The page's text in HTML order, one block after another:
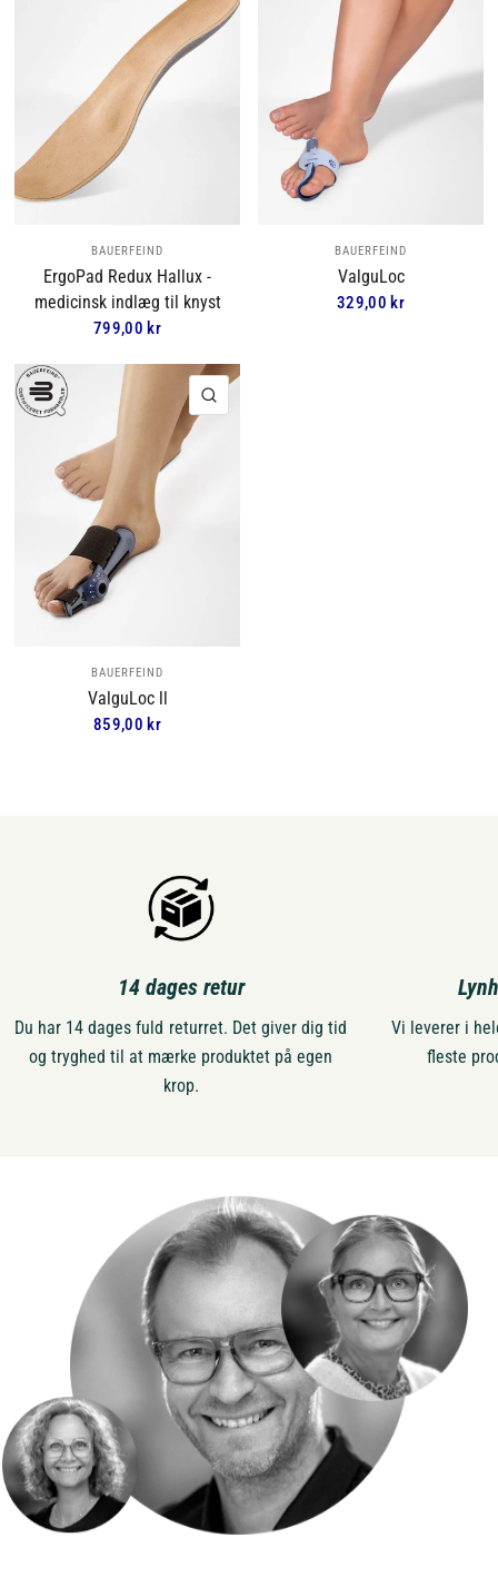
BAUERFEIND
ErgoPad Redux Hallux -
medicinsk indlæg til knyst
799,00 kr
BAUERFEIND
ValguLoc
329,00 kr
BAUERFEIND
ValguLoc ll
859,00 kr
14 dages retur
Du har 14 dages fuld returret. Det giver dig tid
og tryghed til at mærke produktet på egen
krop.
Vi leverer i
fleste